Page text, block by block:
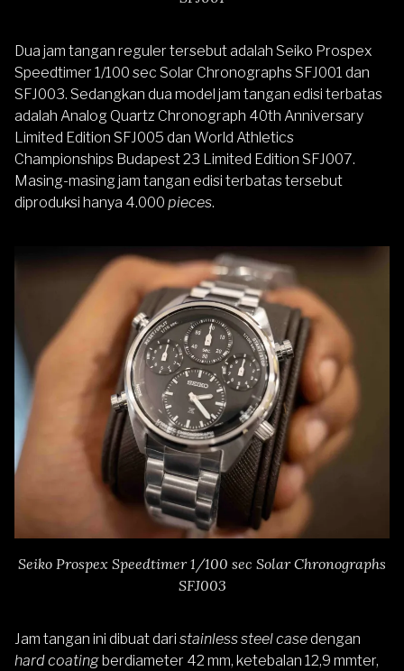
Dua jam tangan reguler tersebut adalah Seiko Prospex
Speedtimer 1/100 sec Solar Chronographs SFJ001 dan
SFJ003. Sedangkan dua model jam tangan edisi terbatas
adalah Analog Quartz Chronograph 40th Anniversary
Limited Edition SFJ005 dan World Athletics
Championships Budapest 23 Limited Edition SFJ007.
Masing-masing jam tangan edisi terbatas tersebut
diproduksi hanya 4.000 pieces.
Seiko Prospex Speedtimer 1/100 sec Solar Chronographs
SFJ003
Jam tangan ini dibuat dari stainless steel casedengan
hard coatingberdiameter 42 mm, ketebalan 12,9 mmter,